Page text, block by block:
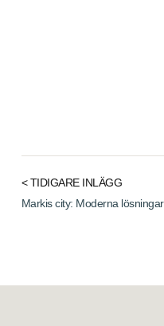
< TIDIGARE INLÄGG